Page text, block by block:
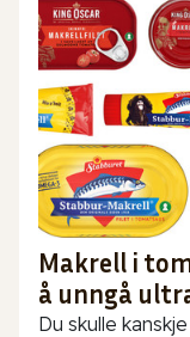
Makrell i
å unngå
Du skulle